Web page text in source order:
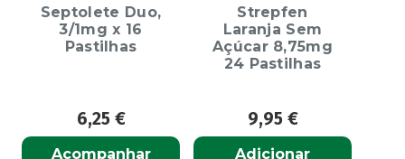
Septolete Duo,
3/1mg x 16
Pastilhas
6,25 €
Acompanhar
Strepfen
Laranja Sem
Açúcar 8,75mg
24 Pastilhas
9,95 €
Adicionar